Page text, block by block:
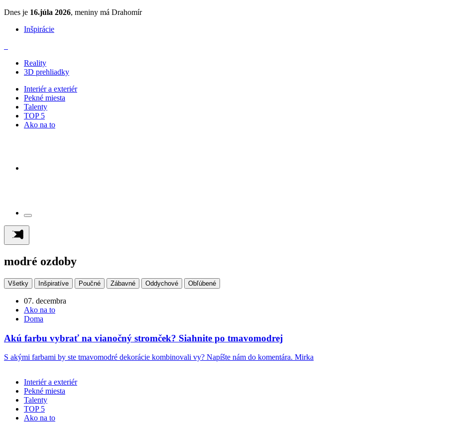
Dnes je 16.júla 2026, meniny má Drahomír
Inšpirácie
Reality
3D prehliadky
Interiér a exteriér
Pekné miesta
Talenty
TOP 5
Ako na to
modré ozdoby
Všetky Inšpiratíve Poučné Zábavné Oddychové Obľúbené
07. decembra
Ako na to
Doma
Akú farbu vybrať na vianočný stromček? Siahnite po tmavomodrej
S akými farbami by ste tmavomodré dekorácie kombinovali vy? Napíšte nám do komentára. Mirka
Interiér a exteriér
Pekné miesta
Talenty
TOP 5
Ako na to